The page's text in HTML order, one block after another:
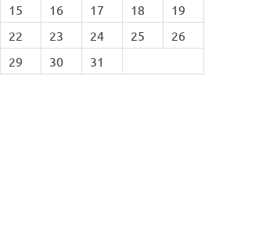
15 16 17 18
19
22 23 24 25
26
29 30 31